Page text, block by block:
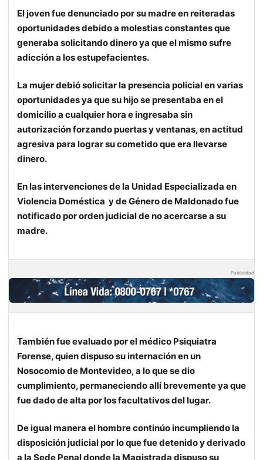
El joven fue denunciado por su madre en reiteradas
oportunidades debido a molestias constantes que
generaba solicitando dinero ya que el mismo sufre
adicción a los estupefacientes.
La mujer debió solicitar la presencia policialen varias
oportunidades ya que su hijo se presentaba en el
domicilio a cualquier hora e ingresaba sin
autorización forzando puertas y ventanas, en actitud
agresiva para lograr su cometido que era llevarse
dinero.
En las intervenciones de la Unidad Especializada en
Violencia Doméstica y de Género de Maldonadofue
notificado por orden judicial de no acercarse a su
madre.
Publicidad
También fue evaluado por el médico Psiquiatra
Forense, quien dispuso su internación en un
Nosocomio de Montevideo, a lo que se dio
cumplimiento, permaneciendo allí brevemente ya que
fue dado de alta por los facultativos del lugar.
De igual manera el hombre continúo incumpliendo la
disposición judicial por lo que fue detenido y derivado
a la Sede Penal donde la Magistrada dispuso su